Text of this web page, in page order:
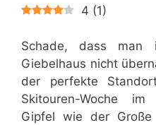
4 (1)
Schade, dass man
Giebelhaus nicht
der perfekte
Skitouren-Woche im
Gipfel wie der Große